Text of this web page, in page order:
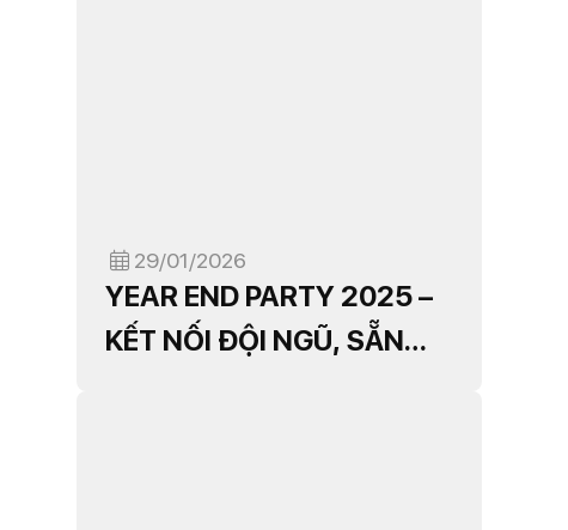
29/01/2026
YEAR END PARTY 2025 –
KẾT NỐI ĐỘI NGŨ, SẴN